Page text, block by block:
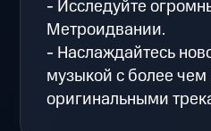
- Исследуйте
Метроидвании.
- Наслаждайтесь
музыкой с более чем
оригинальными